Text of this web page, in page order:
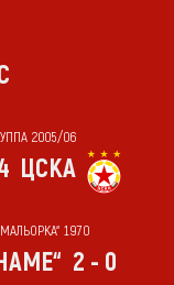
2005/06
ЦСКА
1970
2 - 0